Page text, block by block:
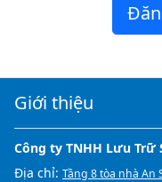
Giới thiệu
Công ty TNHH Lưu Trữ
Địa chỉ: Tầng 8 tòa nhà An